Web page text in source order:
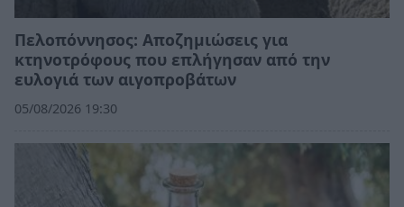
Πελοπόννησος: Αποζημιώσεις για
κτηνοτρόφους που επλήγησαν από την
ευλογιά των αιγοπροβάτων
05/08/2026 19:30